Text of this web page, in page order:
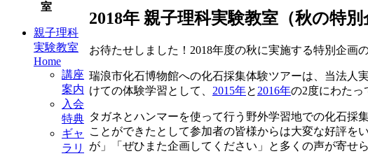
室
親子理科
実験教室
Home
講座
案内
入会
特典
ギャ
ラリ
2018年 親子理科実験教室（秋の特別
お待たせしました！2018年度の秋に実施する特別企画
瑞浪市化石博物館への化石採集体験ツアーは、当法人
けての体験学習として、 2015年と 2016年の2度にわたっ
タガネとハンマーを使って行う野外学習地での化石採
ことができたとして参加者の皆様からは大変な好評を
が」「ぜひまた企画してください」と多くの声が寄せ